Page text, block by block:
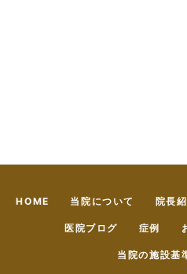
HOME 当院について 院長
医院ブログ 症例
当院の施設基